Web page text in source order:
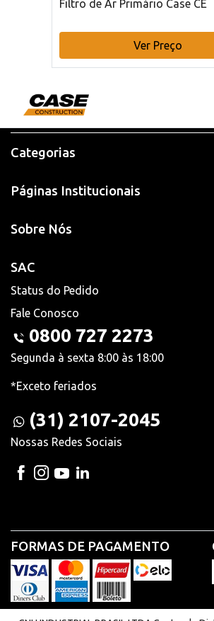
Filtro de Ar Primário Case CE
Ver Preço
Categorias
Páginas Institucionais
Sobre Nós
SAC
Status do Pedido
Fale Conosco
0800 727 2273
Segunda à sexta 8:00 às 18:00
*Exceto feriados
(31) 2107-2045
Nossas Redes Sociais
FORMAS DE PAGAMENTO